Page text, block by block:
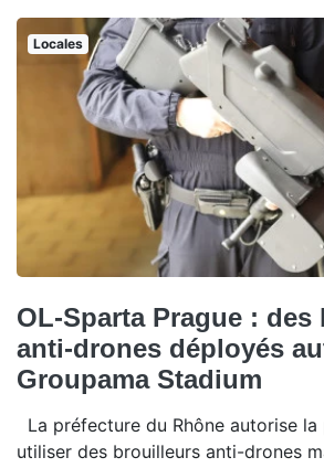
Locales
OL-Sparta Prague :
anti-drones déployés
Groupama Stadium
La préfecture du Rhône autorise
utiliser des brouilleurs anti-drones